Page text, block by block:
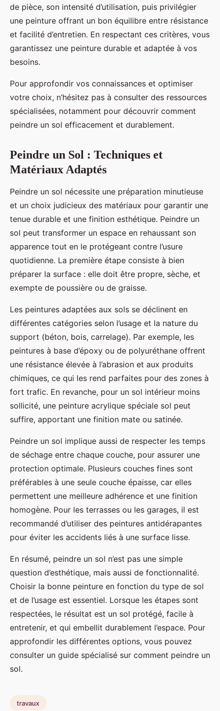
de pièce, son intensité d’utilisation, puis privilégier
une peinture offrant un bon équilibre entre résistance
et facilité d’entretien. En respectant ces critères, vous
garantissez une peinture durable et adaptée à vos
besoins.
Pour approfondir vos connaissances et optimiser
votre choix, n’hésitez pas à consulter des ressources
spécialisées, notamment pour découvrir comment
peindre un sol efficacement et durablement.
Peindre un Sol : Techniques et
Matériaux Adaptés
Peindre un sol nécessite une préparation minutieuse
et un choix judicieux des matériaux pour garantir une
tenue durable et une finition esthétique. Peindre un
sol peut transformer un espace en rehaussant son
apparence tout en le protégeant contre l’usure
quotidienne. La première étape consiste à bien
préparer la surface : elle doit être propre, sèche, et
exempte de poussière ou de graisse.
Les peintures adaptées aux sols se déclinent en
différentes catégories selon l’usage et la nature du
support (béton, bois, carrelage). Par exemple, les
peintures à base d’époxy ou de polyuréthane offrent
une résistance élevée à l’abrasion et aux produits
chimiques, ce qui les rend parfaites pour des zones à
fort trafic. En revanche, pour un sol intérieur moins
sollicité, une peinture acrylique spéciale sol peut
suffire, apportant une finition mate ou satinée.
Peindre un sol implique aussi de respecter les temps
de séchage entre chaque couche, pour assurer une
protection optimale. Plusieurs couches fines sont
préférables à une seule couche épaisse, car elles
permettent une meilleure adhérence et une finition
homogène. Pour les terrasses ou les garages, il est
recommandé d’utiliser des peintures antidérapantes
pour éviter les accidents liés à une surface lisse.
En résumé, peindre un sol n’est pas une simple
question d’esthétique, mais aussi de fonctionnalité.
Choisir la bonne peinture en fonction du type de sol
et de l’usage est essentiel. Lorsque les étapes sont
respectées, le résultat est un sol protégé, facile à
entretenir, et qui embellit durablement l’espace. Pour
approfondir les différentes options, vous pouvez
consulter un guide spécialisé sur comment peindre un
sol.
travaux